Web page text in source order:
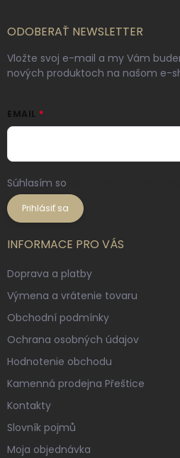
ODOBERAŤ NEWSLETTER
Vložte svoj e-mail a my Vám
nových produktoch na našom e-
EMAIL
Súhlasím so
Prihlásiť sa
INFORMACE PRO VÁS
Doprava a platby
Výmena a vrátenie tovaru
Obchodní podmínky
Ochrana osobných údajov
Hodnotenie obchodu
Kamenná prodejna Přeštice
Kontakty
Slovník pojmů
Moja objednávka